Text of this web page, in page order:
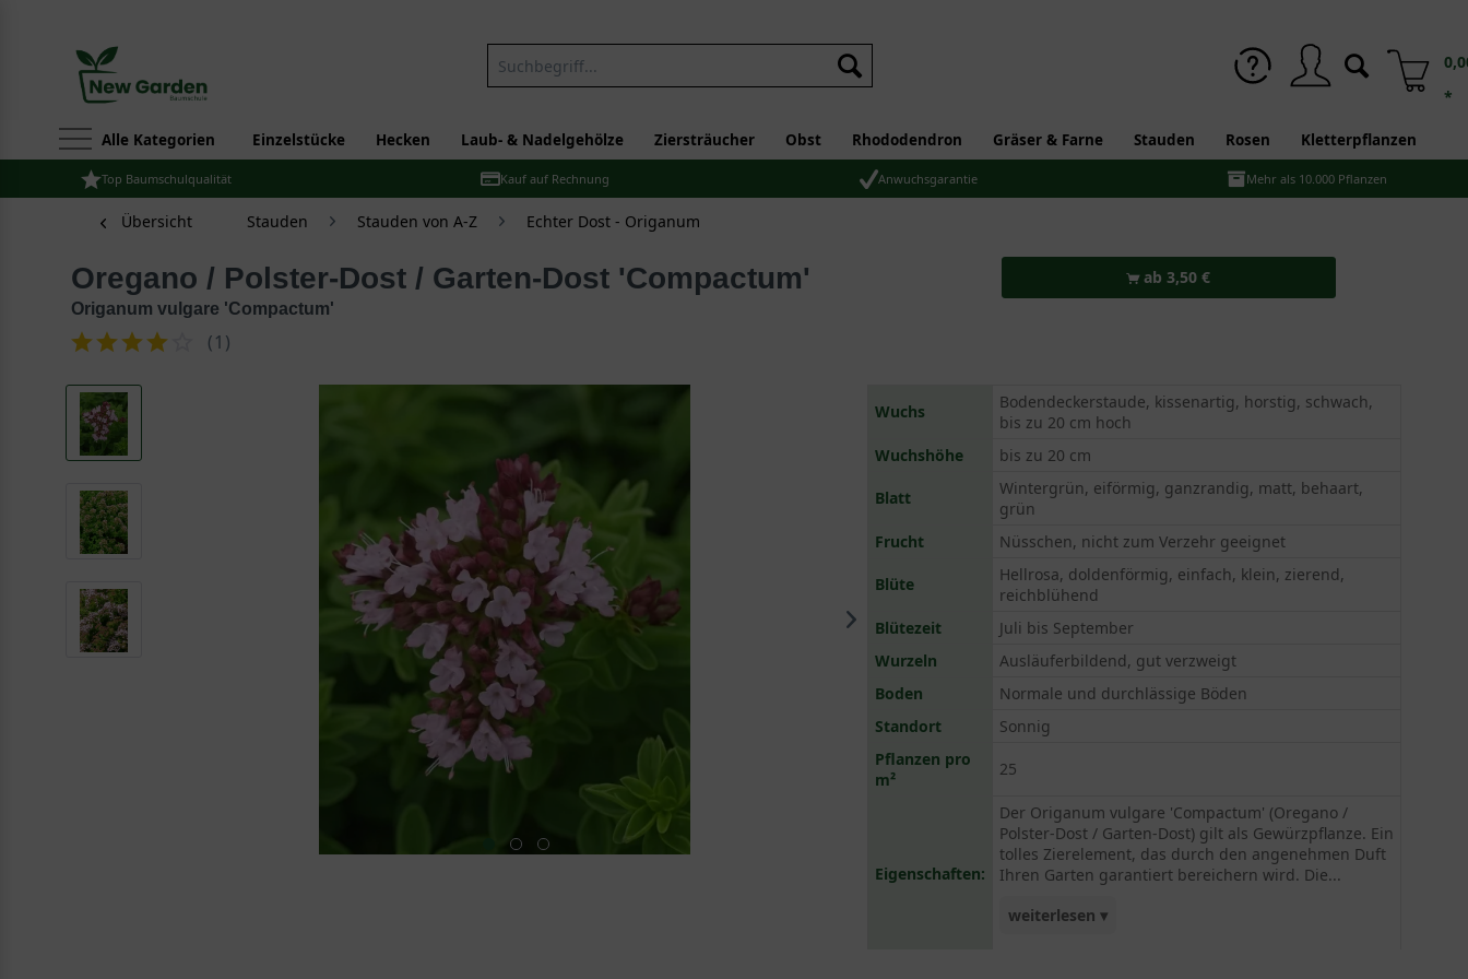
*
Alle Kategorien Einzelstücke Hecken Laub- & Nadelgehölze Ziersträucher Obst Rhododendron Gräser & Farne Stauden Rosen Kletterpflanzen
Top Baumschulqualität Kauf auf Rechnung Anwuchsgarantie Mehr als 10.000 Pflanzen
Übersicht Stauden Stauden von A-Z Echter Dost - Origanum
Oregano / Polster-Dost / Garten-Dost 'Compactum'
Origanum vulgare 'Compactum'
(1 )
ab 3,50 €
Wuchs
Bodendeckerstaude, kissenartig, horstig, schwach,
bis zu 20 cm hoch
Wuchshöhe
bis zu 20 cm
Blatt
Wintergrün, eiförmig, ganzrandig, matt, behaart,
grün
Frucht
Nüsschen, nicht zum Verzehr geeignet
Blüte
Hellrosa, doldenförmig, einfach, klein, zierend,
reichblühend
Blütezeit
Juli bis September
Wurzeln
Ausläuferbildend, gut verzweigt
Boden
Normale und durchlässige Böden
Standort
Sonnig
Pflanzen pro
m²
25
Eigenschaften:
Der Origanum vulgare 'Compactum' (Oregano /
Polster-Dost / Garten-Dost) gilt als Gewürzpflanze. Ein
tolles Zierelement, das durch den angenehmen Duft
Ihren Garten garantiert bereichern wird. Die...
weiterlesen ▾